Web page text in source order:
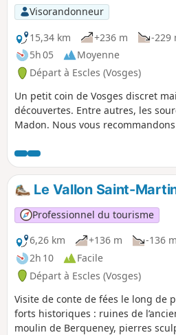
Visorandonneur
15,34 km
+236 m
-229
5h 05
Moyenne
Départ à Escles (Vosges)
Un petit coin de Vosges discret
découvertes. Entre autres, les
Madon. Nous vous
particuliers du circuit.
Le Vallon Saint-
Professionnel du tourisme
6,26 km
+136 m
-136 m
2h 10
Facile
Départ à Escles (Vosges)
Visite de conte de fées le long de
forts historiques : ruines de
moulin de Berqueney, pierres